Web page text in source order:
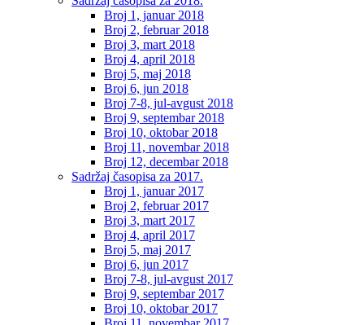
Broj 1, januar 2018
Broj 2, februar 2018
Broj 3, mart 2018
Broj 4, april 2018
Broj 5, maj 2018
Broj 6, jun 2018
Broj 7-8, jul-avgust 2018
Broj 9, septembar 2018
Broj 10, oktobar 2018
Broj 11, novembar 2018
Broj 12, decembar 2018
Sadržaj časopisa za 2017.
Broj 1, januar 2017
Broj 2, februar 2017
Broj 3, mart 2017
Broj 4, april 2017
Broj 5, maj 2017
Broj 6, jun 2017
Broj 7-8, jul-avgust 2017
Broj 9, septembar 2017
Broj 10, oktobar 2017